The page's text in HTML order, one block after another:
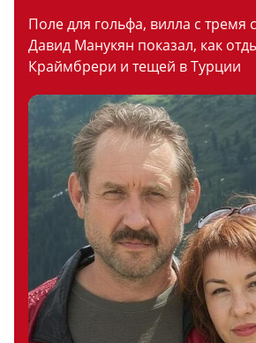
Поле для гольфа, вилла с тремя
Давид Манукян показал, как
Краймбрери и тещей в Турции